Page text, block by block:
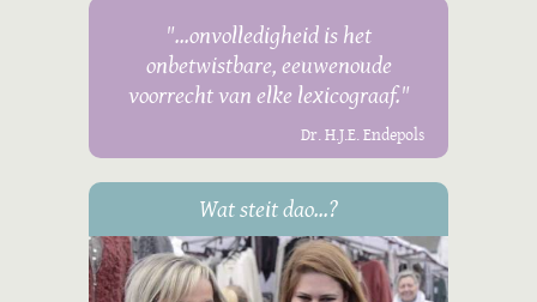
"...onvolledigheid is het
onbetwistbare, eeuwenoude
voorrecht van elke lexicograaf."
Dr. H.J.E. Endepols
Wat steit dao...?